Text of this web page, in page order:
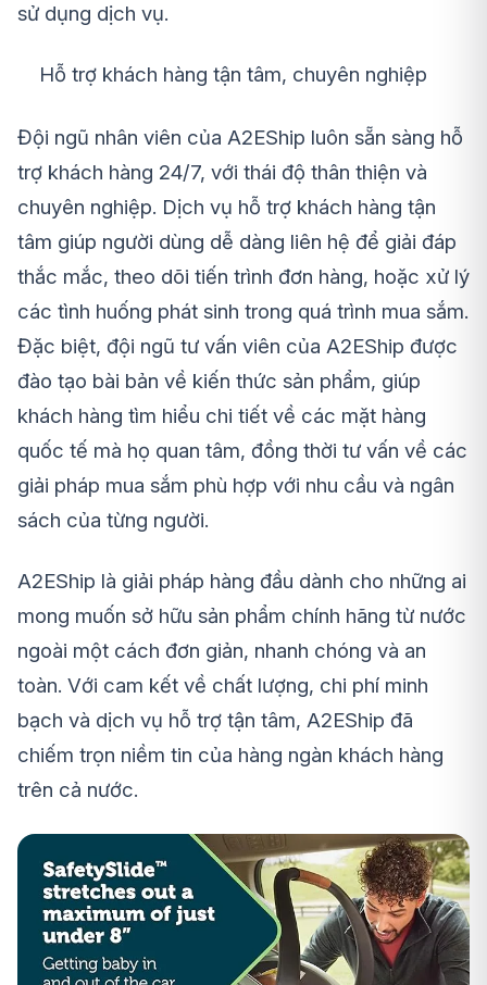
sử dụng dịch vụ.
Hỗ trợ khách hàng tận tâm, chuyên nghiệp
Đội ngũ nhân viên của A2EShip luôn sẵn sàng hỗ
trợ khách hàng 24/7, với thái độ thân thiện và
chuyên nghiệp. Dịch vụ hỗ trợ khách hàng tận
tâm giúp người dùng dễ dàng liên hệ để giải đáp
thắc mắc, theo dõi tiến trình đơn hàng, hoặc xử lý
các tình huống phát sinh trong quá trình mua sắm.
Đặc biệt, đội ngũ tư vấn viên của A2EShip được
đào tạo bài bản về kiến thức sản phẩm, giúp
khách hàng tìm hiểu chi tiết về các mặt hàng
quốc tế mà họ quan tâm, đồng thời tư vấn về các
giải pháp mua sắm phù hợp với nhu cầu và ngân
sách của từng người.
A2EShip là giải pháp hàng đầu dành cho những ai
mong muốn sở hữu sản phẩm chính hãng từ nước
ngoài một cách đơn giản, nhanh chóng và an
toàn. Với cam kết về chất lượng, chi phí minh
bạch và dịch vụ hỗ trợ tận tâm, A2EShip đã
chiếm trọn niềm tin của hàng ngàn khách hàng
trên cả nước.